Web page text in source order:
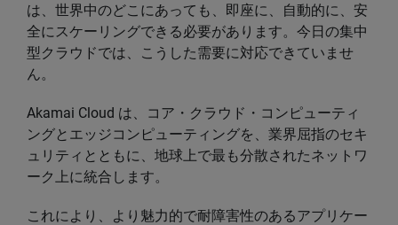
は、世界中のどこにあっても、即座に、自動的に、安
全にスケーリングできる必要があります。今日の集中
型クラウドでは、こうした需要に対応できていませ
ん。
Akamai Cloud は、コア・クラウド・コンピューティ
ングとエッジコンピューティングを、業界屈指のセキ
ュリティとともに、地球上で最も分散されたネットワ
ーク上に統合します。
これにより、より魅力的で耐障害性のあるアプリケー